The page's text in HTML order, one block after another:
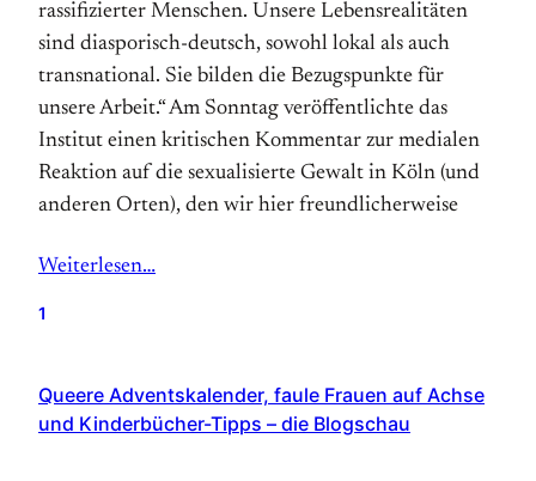
rassifizierter Menschen. Unsere Lebensrealitäten
sind diasporisch-deutsch, sowohl lokal als auch
transnational. Sie bilden die Bezugspunkte für
unsere Arbeit.“ Am Sonntag veröffentlichte das
Institut einen kritischen Kommentar zur medialen
Reaktion auf die sexualisierte Gewalt in Köln (und
anderen Orten), den wir hier freundlicherweise
Weiterlesen…
1
Queere Adventskalender, faule Frauen auf Achse
und Kinderbücher-Tipps – die Blogschau